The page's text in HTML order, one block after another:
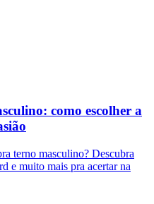
como escolher a
terno masculino? Descubra
e muito mais pra acertar na